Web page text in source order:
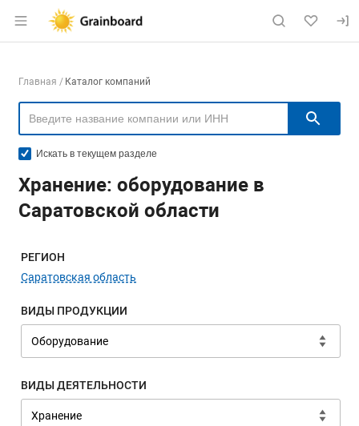
Раздел навигации по сайту
Навигация по компаниям
Главная Каталог компаний
Искать в текущем разделе
Хранение: оборудование в
Саратовской области
Меню навигации
РЕГИОН
Саратовская область
ВИДЫ ПРОДУКЦИИ
ВИДЫ ДЕЯТЕЛЬНОСТИ